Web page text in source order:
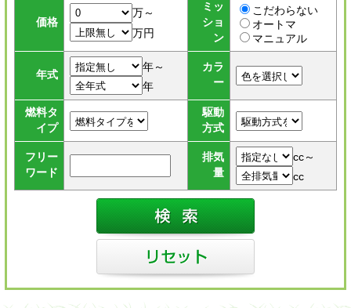
価格
万～
万円
ミッ
ショ
ン
こだわらない
オートマ
マニュアル
年式
年～
年
カラ
ー
燃料タ
イプ
駆動
方式
フリー
ワード
排気
量
cc～
cc